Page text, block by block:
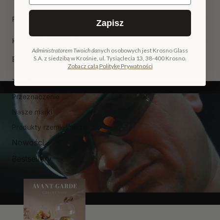
Produkty
Typ Produktu
Przeznaczenie
Nasze marki
Produkty rzemieślnicze
Nowości
Bestsellery
PROCES PROJEKTOWANIA
KROSNO DZISIAJ
Zapisz
Administratorem Twoich danych osobowych jest Krosno Glass
S.A. z siedzibą w Krośnie, ul. Tysiąclecia 13, 38-400 Krosno.
Zobacz całą Politykę Prywatności